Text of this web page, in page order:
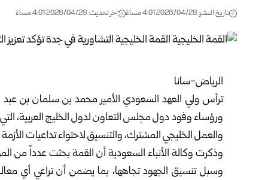
تاريخ النشر: 2026/04/28 4:01 مساءً اخر تحديث: 2026/04/28 4:01 مساءً
الرياض-سانا
ترأس ولي العهد السعودي الأمير محمد بن سلمان بن عبد
ورؤساء وفود دول مجلس التعاون لدول الخليج العربية،
والعمل الخليجي المشترك، والتنسيق لاحتواء تداعيات الأزمة
وذكرت وكالة الأنباء السعودية أن القمة بحثت عدداً من
وسبل تنسيق الجهود تجاهها، بما يضمن أن تراعي أي